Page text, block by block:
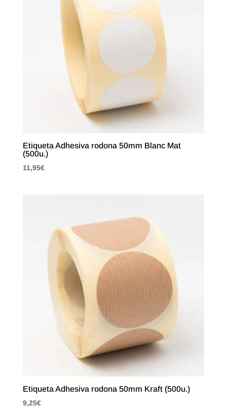
Etiqueta Adhesiva rodona 50mm Blanc Mat
(500u.)
11,95€
Etiqueta Adhesiva rodona 50mm Kraft (500u.)
9,25€